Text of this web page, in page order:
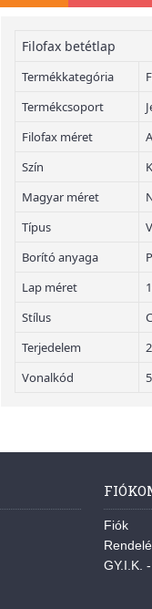
Filofax betétlap
Termékkategória
Termékcsoport
Filofax méret
Szín
Magyar méret
Típus
Borító anyaga
Lap méret
Stílus
Terjedelem
Vonalkód
Fiók
GY.I.K.